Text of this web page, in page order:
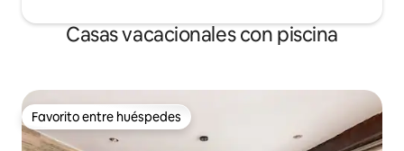
Casas vacacionales con piscina
Favorito entre huéspedes
Favorito entre huéspedes